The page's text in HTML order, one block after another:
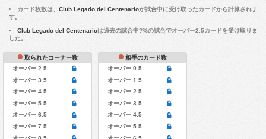
カード枚数は、 Club Legado del Centenarioが試合中に受け取ったカードから計算されま
す。
Club Legado del Centenarioは過去の試合中?%の試合でオーバー2.5カードを受け取りま
した。
取られたコーナー数
オーバー 2.5
オーバー 3.5
オーバー 4.5
オーバー 5.5
オーバー 6.5
オーバー 7.5
相手のカード数
オーバー 0.5
オーバー 1.5
オーバー 2.5
オーバー 3.5
オーバー 4.5
オーバー 5.5